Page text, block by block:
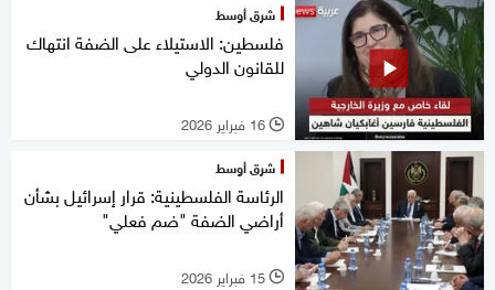
شرق أوسط
فلسطين: الاستيلاء على الضفة انتهاك
للقانون الدولي
l 16 فبراير 2026
شرق أوسط
الرئاسة الفلسطينية: قرار إسرائيل بشأن
أراضي الضفة "ضم فعلي"
l 15 فبراير 2026